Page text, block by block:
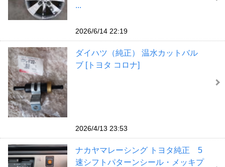
...
2026/6/14 22:19
ダイハツ（純正） 温水カットバル
ブ [トヨタ コロナ]
2026/4/13 23:53
ナカヤマレーシング トヨタ純正 5
速シフトパターンシール・メッキプ